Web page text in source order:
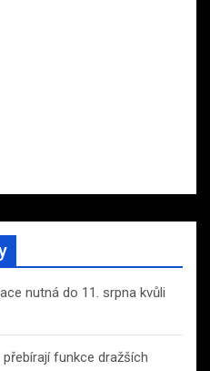
nutná do 11. srpna kvůli
funkce dražších